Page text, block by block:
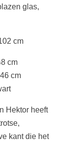
glas,
cm
cm
cm
Hektor heeft
kant die het